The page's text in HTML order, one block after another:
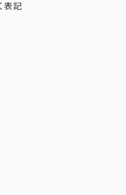
表記